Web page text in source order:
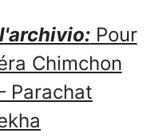
Pour
Chimchon
Parachat